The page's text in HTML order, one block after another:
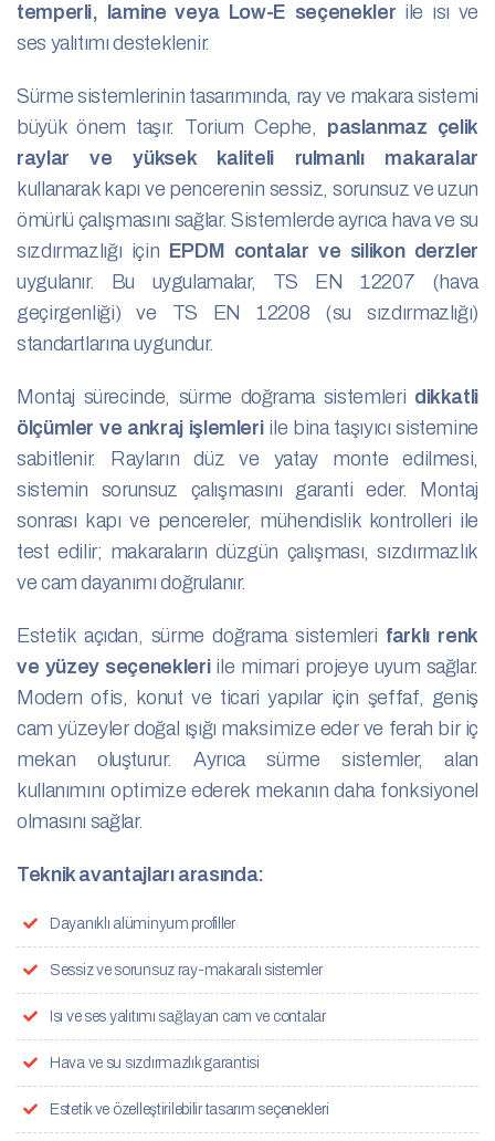
temperli, lamine veya Low-E seçenekler ile ısı ve
ses yalıtımı desteklenir.
Sürme sistemlerinin tasarımında, ray ve makara sistemi
büyük önem taşır. Torium Cephe, paslanmaz çelik
raylar ve yüksek kaliteli rulmanlı makaralar
kullanarak kapı ve pencerenin sessiz, sorunsuz ve uzun
ömürlü çalışmasını sağlar. Sistemlerde ayrıca hava ve su
sızdırmazlığı için EPDM contalar ve silikon derzler
uygulanır. Bu uygulamalar, TS EN 12207 (hava
geçirgenliği) ve TS EN 12208 (su sızdırmazlığı)
standartlarına uygundur.
Montaj sürecinde, sürme doğrama sistemleri dikkatli
ölçümler ve ankraj işlemleriile bina taşıyıcı sistemine
sabitlenir. Rayların düz ve yatay monte edilmesi,
sistemin sorunsuz çalışmasını garanti eder. Montaj
sonrası kapı ve pencereler, mühendislik kontrolleri ile
test edilir; makaraların düzgün çalışması, sızdırmazlık
ve cam dayanımı doğrulanır.
Estetik açıdan, sürme doğrama sistemleri farklı renk
ve yüzey seçenekleriile mimari projeye uyum sağlar.
Modern ofis, konut ve ticari yapılar için şeffaf, geniş
cam yüzeyler doğal ışığı maksimize eder ve ferah bir iç
mekan oluşturur. Ayrıca sürme sistemler, alan
kullanımını optimize ederek mekanın daha fonksiyonel
olmasını sağlar.
Teknik avantajları arasında:
Dayanıklı alüminyum profiller
Sessiz ve sorunsuz ray-makaralı sistemler
Isı ve ses yalıtımı sağlayan cam ve contalar
Hava ve su sızdırmazlık garantisi
Estetik ve özelleştirilebilir tasarım seçenekleri